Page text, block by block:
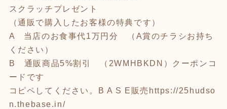
スクラッチプレゼント
（通販で購入したお客様の特典です）
A 当店のお食事代1万円分 （A賞のチラシお持ち
ください）
B 通販商品5%割引 （2WMHBKDN）クーポンコ
ードです
コピペしてください。B A S E販売 https://25hudso
n.thebase.in/